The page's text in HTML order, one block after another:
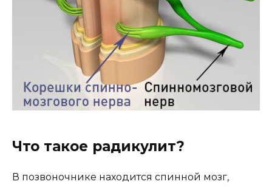
Что такое радикулит?
В позвоночнике находится спинной мозг,